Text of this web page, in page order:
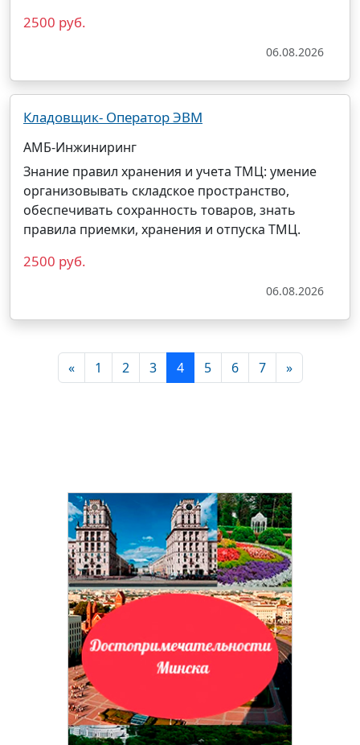
2500 руб.
06.08.2026
Кладовщик- Оператор ЭВМ
АМБ-Инжиниринг
Знание правил хранения и учета ТМЦ: умение
организовывать складское пространство,
обеспечивать сохранность товаров, знать
правила приемки, хранения и отпуска ТМЦ.
2500 руб.
06.08.2026
« 1 2 3 4 5 6 7 »